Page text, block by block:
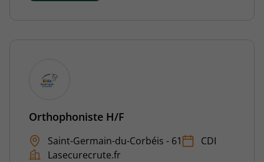
Orthophoniste H/F
Saint-Germain-du-Corbéis - 61
CDI
Lasecurecrute.fr